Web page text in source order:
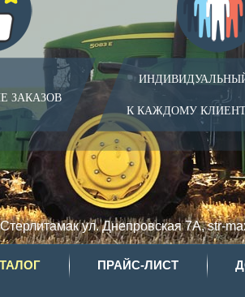
ЗАКАЗОВ
К КАЖДОМУ
Стерлитамак ул. Днепровская 7А, str-
ПРАЙС-ЛИСТ